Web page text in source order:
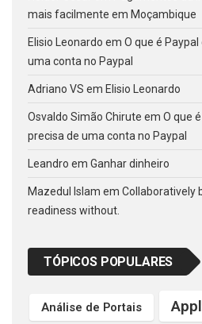
mais facilmente em Moçambique
Elisio Leonardo em O que é
uma conta no Paypal
Adriano VS em Elisio Leonardo
Osvaldo Simão Chirute em O que
precisa de uma conta no Paypal
Leandro em Ganhar dinheiro
Mazedul Islam em Collaboratively
readiness without.
TÓPICOS POPULARES
Análise de Portais